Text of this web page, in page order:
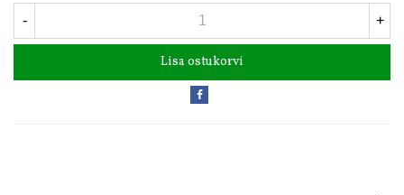
- +
Lisa ostukorvi